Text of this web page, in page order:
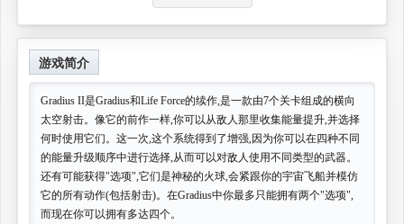
游戏简介
Gradius II是Gradius和Life Force的续作,是一款由7个关卡组成的横向
太空射击。像它的前作一样,你可以从敌人那里收集能量提升,并选择
何时使用它们。这一次,这个系统得到了增强,因为你可以在四种不同
的能量升级顺序中进行选择,从而可以对敌人使用不同类型的武器。
还有可能获得"选项",它们是神秘的火球,会紧跟你的宇宙飞船并模仿
它的所有动作(包括射击)。在Gradius中你最多只能拥有两个"选项",
而现在你可以拥有多达四个。